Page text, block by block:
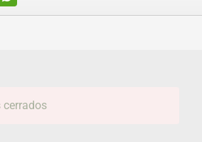
cerrados